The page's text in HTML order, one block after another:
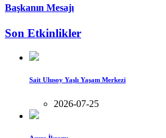
Başkanın Mesajı
Son Etkinlikler
Sait Ulusoy Yaşlı Yaşam Merkezi
2026-07-25